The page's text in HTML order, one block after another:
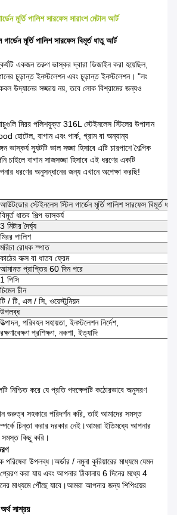
মূর্তি পালিশ সারফেস সারাংশ মেটাল আর্ট
মূর্তি পালিশ সারফেস বিমূর্ত ধাতু আর্ট
একজন তরুণ ভাস্কর দ্বারা ডিজাইন করা হয়েছিল,
চূড়ান্ত ইনস্টলেশন এবং চূড়ান্ত ইনস্টলেশন। "লং
উদ্যানের সজ্জায় নয়, তবে লোক বিশ্রামের জন্যও
মিরর পলিশযুক্ত 316L স্টেইনলেস স্টিলের উপাদান
হোটেল, বাগান এবং পার্ক, গ্রাম বা অন্যান্য
ভাস্কর্য স্যুটটি ভাল সজ্জা হিসাবে এটি চারপাশে শৈল্পিক
চাইলে বাগান সাজসজ্জা হিসাবে এই ধরণের একটি
ধরণের অনুসন্ধানের জন্য এখানে অপেক্ষা করছি!
আউটডোর স্টেইনলেস স্টিল গার্ডেন মূর্তি পালিশ সারফেস বিমূর্ত
বিমূর্ত ধাতব শিল্প ভাস্কর্য
3 মিটার দৈর্ঘ্য
মিরর পালিশ
মরিচা রোধক স্পাত
কাঠের বাক্স বা ধাতব ফ্রেম
আমানত প্রাপ্তির 60 দিন পরে
1 পিসি
চিমেন চীন
টি / টি, এল / সি, ওয়েস্টুনিয়ন
উপলব্ধ
উত্পাদন, পরিবহন সহায়তা, ইনস্টলেশন নির্দেশ,
রক্ষণাবেক্ষণ প্রশিক্ষণ, নকশা, ইত্যাদি
নিশ্চিত করে যে প্রতি পদক্ষেপটি কঠোরভাবে অনুসরণ
সহকারে পরিদর্শন করি, তাই আমাদের সমস্ত
চিন্তা করার দরকার নেই।আমরা ইতিমধ্যে আপনার
সমস্ত কিছু করি।
পরিষেবা উপলব্ধ।অর্ডার / নমুনা কুরিয়ারের মাধ্যমে যেমন
করা যায় এবং আপনার ঠিকানায় 6 দিনের মধ্যে 4
মাধ্যমে পৌঁছে যাবে।আমরা আপনার জন্য শিপিংয়ের
সাশ্রয়